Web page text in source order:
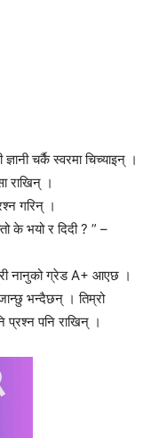
चर्कै स्वरमा चिच्याइन् ।
राखिन् ।
गरिन् ।
के भयो र दिदी ? ” –
नानुको ग्रेड A+ आएछ ।
भन्दैछन् । तिम्रो
प्रश्न पनि राखिन् ।